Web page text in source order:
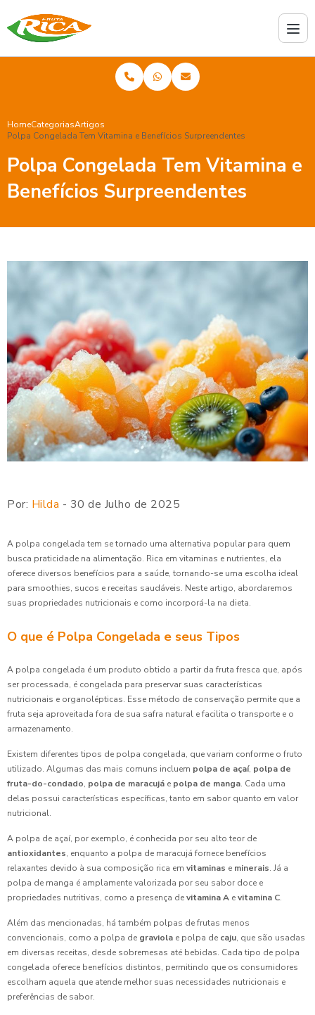
HomeCategoriasArtigos
Polpa Congelada Tem Vitamina e Benefícios Surpreendentes
Polpa Congelada Tem Vitamina e
Benefícios Surpreendentes
Por: Hilda - 30 de Julho de 2025
A polpa congelada tem se tornado uma alternativa popular para quem
busca praticidade na alimentação. Rica em vitaminas e nutrientes, ela
oferece diversos benefícios para a saúde, tornando-se uma escolha ideal
para smoothies, sucos e receitas saudáveis. Neste artigo, abordaremos
suas propriedades nutricionais e como incorporá-la na dieta.
O que é Polpa Congelada e seus Tipos
A polpa congelada é um produto obtido a partir da fruta fresca que, após
ser processada, é congelada para preservar suas características
nutricionais e organolépticas. Esse método de conservação permite que a
fruta seja aproveitada fora de sua safra natural e facilita o transporte e o
armazenamento.
Existem diferentes tipos de polpa congelada, que variam conforme o fruto
utilizado. Algumas das mais comuns incluem polpa de açaí, polpa de
fruta-do-condado, polpa de maracujá e polpa de manga. Cada uma
delas possui características específicas, tanto em sabor quanto em valor
nutricional.
A polpa de açaí, por exemplo, é conhecida por seu alto teor de
antioxidantes, enquanto a polpa de maracujá fornece benefícios
relaxantes devido à sua composição rica em vitaminas e minerais. Já a
polpa de manga é amplamente valorizada por seu sabor doce e
propriedades nutritivas, como a presença devitamina A evitamina C.
Além das mencionadas, há também polpas de frutas menos
convencionais, como a polpa de graviola e polpa de caju, que são usadas
em diversas receitas, desde sobremesas até bebidas. Cada tipo de polpa
congelada oferece benefícios distintos, permitindo que os consumidores
escolham aquela que atende melhor suas necessidades nutricionais e
preferências de sabor.